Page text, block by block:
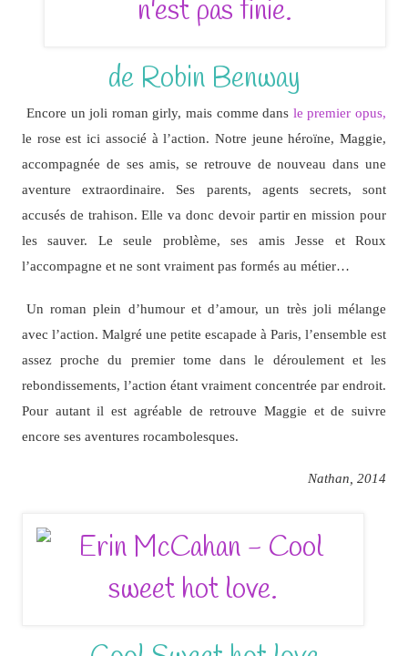
de Robin Benway
Encore un joli roman girly, mais comme dans le premier opus,
le rose est ici associé à l’action. Notre jeune héroïne, Maggie,
accompagnée de ses amis, se retrouve de nouveau dans une
aventure extraordinaire. Ses parents, agents secrets, sont
accusés de trahison. Elle va donc devoir partir en mission pour
les sauver. Le seule problème, ses amis Jesse et Roux
l’accompagne et ne sont vraiment pas formés au métier…
Un roman plein d’humour et d’amour, un très joli mélange
avec l’action. Malgré une petite escapade à Paris, l’ensemble est
assez proche du premier tome dans le déroulement et les
rebondissements, l’action étant vraiment concentrée par endroit.
Pour autant il est agréable de retrouve Maggie et de suivre
encore ses aventures rocambolesques.
Nathan, 2014